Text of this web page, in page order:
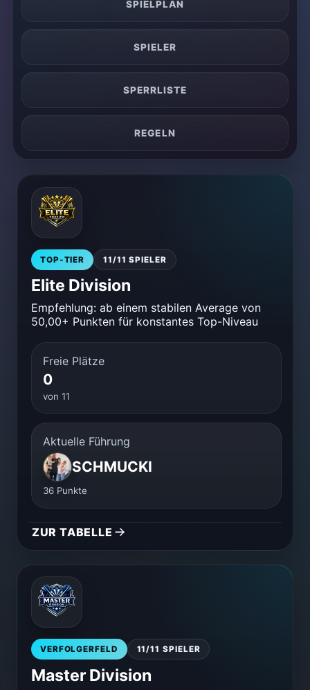
SPIELPLAN
SPIELER
SPERRLISTE
REGELN
TOP-TIER 11/11 SPIELER
Elite Division
Empfehlung: ab einem stabilen Average von
50,00+ Punkten für konstantes Top-Niveau
Freie Plätze
0
von 11
Aktuelle Führung
SCHMUCKI
36 Punkte
ZUR TABELLE
VERFOLGERFELD 11/11 SPIELER
Master Division